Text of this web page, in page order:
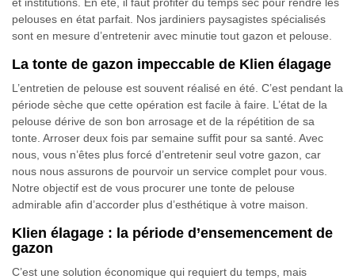
pelouses en état parfait. Nos jardiniers paysagistes spécialisés
sont en mesure d’entretenir avec minutie tout gazon et pelouse.
La tonte de gazon impeccable de Klien élagage
L’entretien de pelouse est souvent réalisé en été. C’est pendant la
période sèche que cette opération est facile à faire. L’état de la
pelouse dérive de son bon arrosage et de la répétition de sa
tonte. Arroser deux fois par semaine suffit pour sa santé. Avec
nous, vous n’êtes plus forcé d’entretenir seul votre gazon, car
nous nous assurons de pourvoir un service complet pour vous.
Notre objectif est de vous procurer une tonte de pelouse
admirable afin d’accorder plus d’esthétique à votre maison.
Klien élagage : la période d’ensemencement de
gazon
C’est une solution économique qui requiert du temps, mais